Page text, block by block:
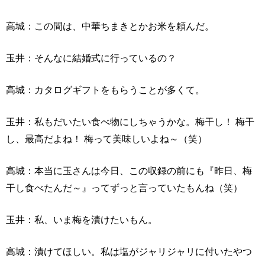
高城：この間は、中華ちまきとかお米を頼んだ。
玉井：そんなに結婚式に行っているの？
高城：カタログギフトをもらうことが多くて。
玉井：私もだいたい食べ物にしちゃうかな。梅干し！ 梅干
し、最高だよね！ 梅って美味しいよね～（笑）
高城：本当に玉さんは今日、この収録の前にも『昨日、梅
干し食べたんだ～』ってずっと言っていたもんね（笑）
玉井：私、いま梅を漬けたいもん。
高城：漬けてほしい。私は塩がジャリジャリに付いたやつ